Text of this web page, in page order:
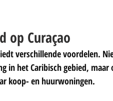
op Curaçao
verschillende voordelen.
in het Caribisch gebied,
koop- en huurwoningen.